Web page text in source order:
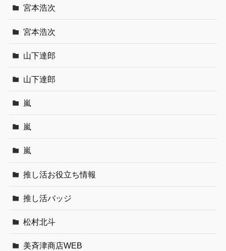
宮本浩次
宮本浩次
山下達郎
山下達郎
嵐
嵐
嵐
推し活お役立ち情報
推し活バッジ
松村北斗
美斉津商店WEB